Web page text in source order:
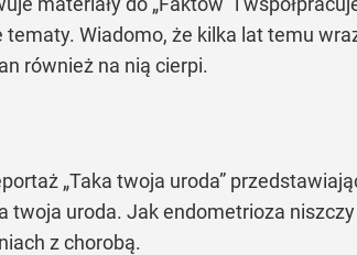
Wiadomo, że kilka lat temu
również na nią cierpi.
„Taka twoja uroda”
uroda. Jak endometrioza
z chorobą.